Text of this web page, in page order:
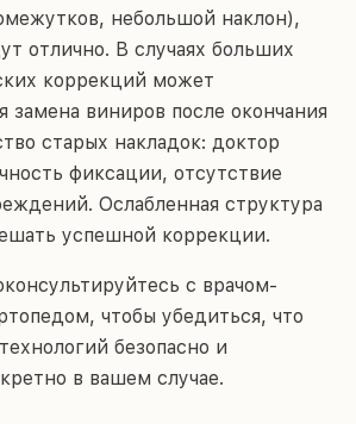
небольшой наклон),
отлично. В случаях больших
коррекций может
замена виниров после окончания
старых накладок: доктор
фиксации, отсутствие
Ослабленная структура
успешной коррекции.
с врачом-
чтобы убедиться, что
безопасно и
в вашем случае.